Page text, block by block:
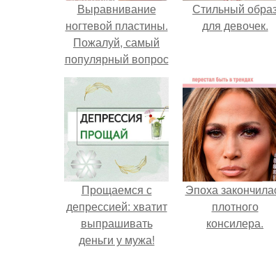
Выравнивание
ногтевой пластины.
Пожалуй, самый
популярный вопрос
среди клиентов:
"что такое
выравнивание
ногтевой пластины
и для чего это
нужно
Стильный
для девочек.
Прощаемся с
депрессией: хватит
выпрашивать
деньги у мужа!
Эпоха
плотного
консилера.